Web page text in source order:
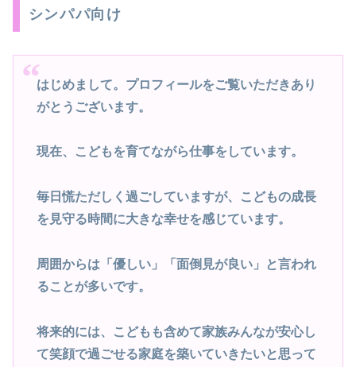
シンパパ向け
はじめまして。プロフィールをご覧いただきあり
がとうございます。
現在、こどもを育てながら仕事をしています。
毎日慌ただしく過ごしていますが、こどもの成長
を見守る時間に大きな幸せを感じています。
周囲からは「優しい」「面倒見が良い」と言われ
ることが多いです。
将来的には、こどもも含めて家族みんなが安心し
て笑顔で過ごせる家庭を築いていきたいと思って